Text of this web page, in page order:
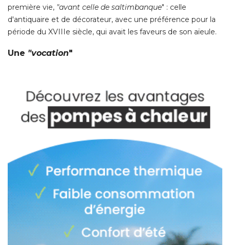
première vie, "avant celle de saltimbanque" : celle
d'antiquaire et de décorateur, avec une préférence pour la
période du XVIIIe siècle, qui avait les faveurs de son aïeule.
Une "vocation"